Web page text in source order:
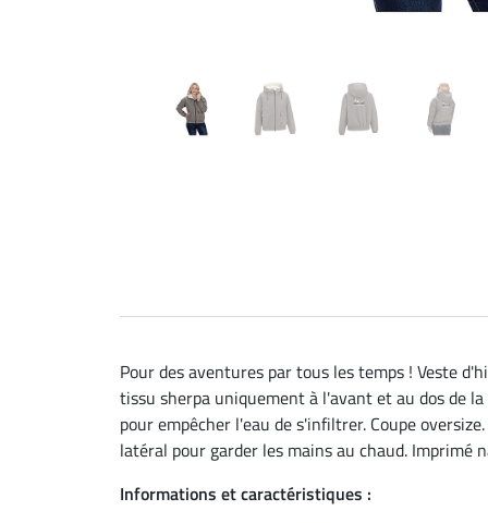
Pour des aventures par tous les temps ! Veste
tissu sherpa uniquement à l'avant et au dos de
pour empêcher l'eau de s'infiltrer. Coupe
latéral pour garder les mains au chaud. Imprimé
Informations et caractéristiques :